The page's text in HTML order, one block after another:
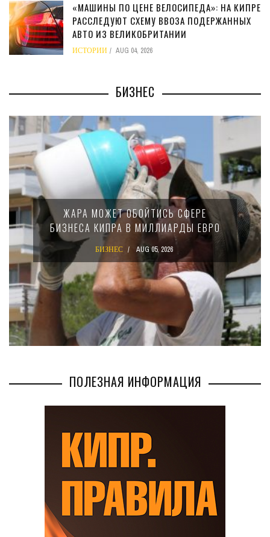
«МАШИНЫ ПО ЦЕНЕ ВЕЛОСИПЕДА»: НА КИПРЕ
РАССЛЕДУЮТ СХЕМУ ВВОЗА ПОДЕРЖАННЫХ
АВТО ИЗ ВЕЛИКОБРИТАНИИ
ИСТОРИИ AUG 04, 2026
БИЗНЕС
СФЕРЕ
МИЛЛИАРДЫ ЕВРО
AUG 05, 2026
МИНФИН КИПРА
15-
КРУПНЫХ
БИЗНЕС
ПОЛЕЗНАЯ ИНФОРМАЦИЯ